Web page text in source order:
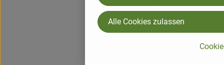
Alle Cookies zulassen